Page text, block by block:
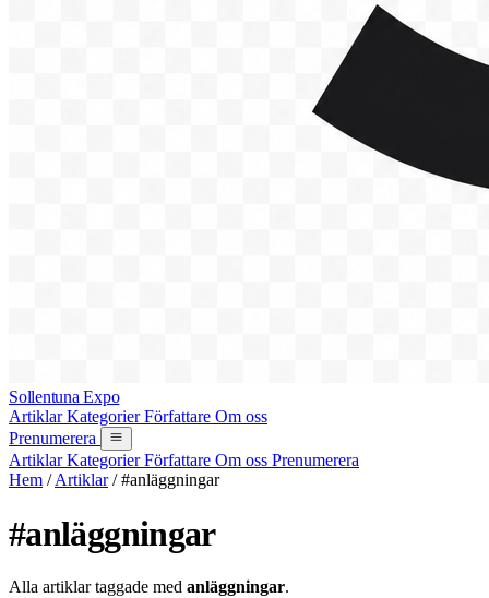
Sollentuna Expo
ArtiklarKategorierFörfattare Om oss
Prenumerera
ArtiklarKategorierFörfattare Om oss Prenumerera
Hem / Artiklar / #anläggningar
#anläggningar
Alla artiklar taggade med anläggningar.